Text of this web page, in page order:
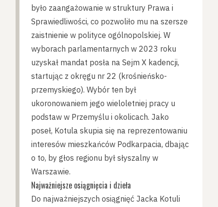
było zaangażowanie w struktury Prawa i
Sprawiedliwości, co pozwoliło mu na szersze
zaistnienie w polityce ogólnopolskiej. W
wyborach parlamentarnych w 2023 roku
uzyskał mandat posła na Sejm X kadencji,
startując z okręgu nr 22 (krośnieńsko-
przemyskiego). Wybór ten był
ukoronowaniem jego wieloletniej pracy u
podstaw w Przemyślu i okolicach. Jako
poseł, Kotula skupia się na reprezentowaniu
interesów mieszkańców Podkarpacia, dbając
o to, by głos regionu był słyszalny w
Warszawie.
Najważniejsze osiągnięcia i dzieła
Do najważniejszych osiągnięć Jacka Kotuli